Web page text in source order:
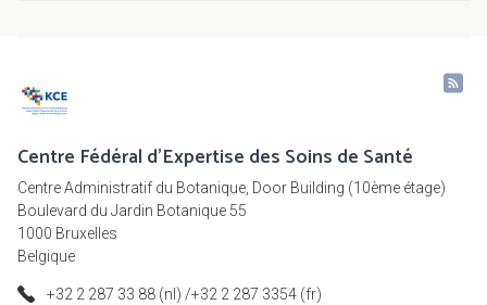
Centre Fédéral d'Expertise des Soins de Santé
Centre Administratif du Botanique, Door Building (10ème étage)
Boulevard du Jardin Botanique 55
1000 Bruxelles
Belgique
+32 2 287 33 88 (nl) /+32 2 287 3354 (fr)